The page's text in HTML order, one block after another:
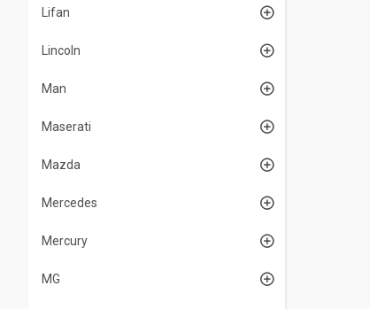
Lifan
Lincoln
Man
Maserati
Mazda
Mercedes
Mercury
MG